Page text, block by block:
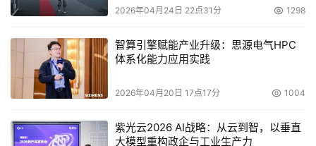
2026年04月24日 22点31分 1298
智算引擎赋能产业升级：思源电气HPC
体系化能力应用实践
2026年04月20日 17点17分 1004
紫光云2026 AI战略：从云到智，以垂直
大模型重构政企与工业生产力